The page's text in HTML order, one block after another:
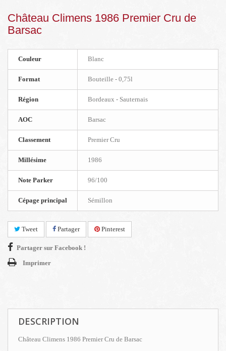
Château Climens 1986 Premier Cru de
Barsac
Couleur Blanc
Format Bouteille - 0,75l
Région Bordeaux - Sauternais
AOC Barsac
Classement Premier Cru
Millésime 1986
Note Parker 96/100
Cépage principal Sémillon
Tweet Partager Pinterest
Partager sur Facebook !
Imprimer
DESCRIPTION
Château Climens 1986 Premier Cru de Barsac